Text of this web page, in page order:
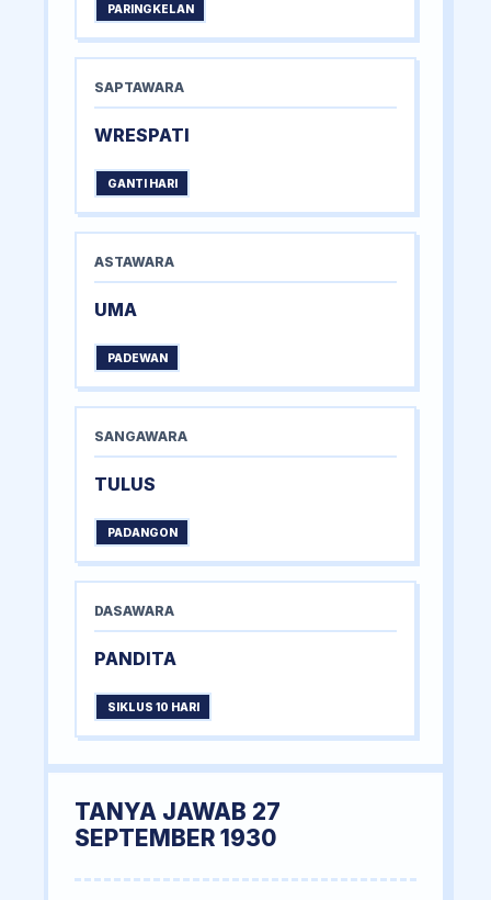
PARINGKELAN
SAPTAWARA
WRESPATI
GANTI HARI
ASTAWARA
UMA
PADEWAN
SANGAWARA
TULUS
PADANGON
DASAWARA
PANDITA
SIKLUS 10 HARI
TANYA JAWAB 27
SEPTEMBER 1930